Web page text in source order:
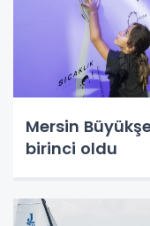
Mersin
birinci oldu